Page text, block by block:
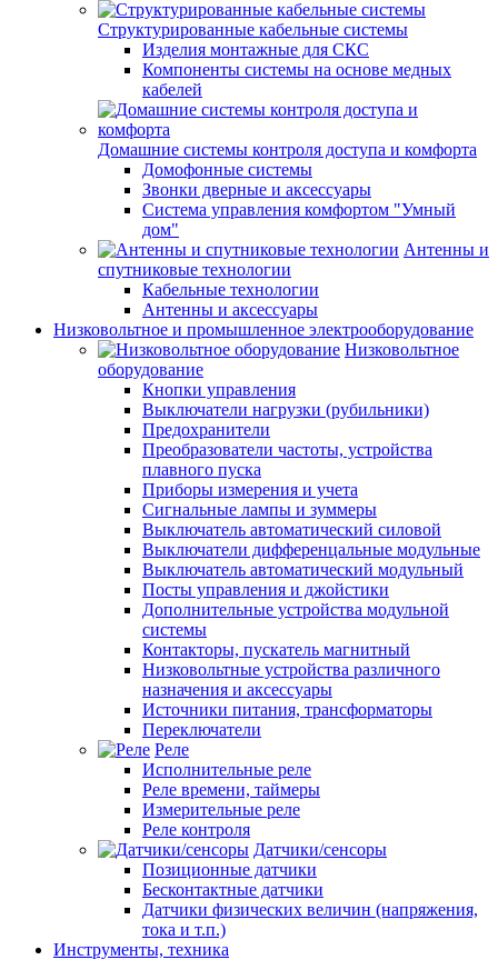
Структурированные кабельные системы
Изделия монтажные для СКС
Компоненты системы на основе медных
кабелей
Домашние системы контроля доступа и комфорта
Домофонные системы
Звонки дверные и аксессуары
Система управления комфортом "Умный
дом"
Антенны и
спутниковые технологии
Кабельные технологии
Антенны и аксессуары
Низковольтное и промышленное электрооборудование
Низковольтное
оборудование
Кнопки управления
Выключатели нагрузки (рубильники)
Предохранители
Преобразователи частоты, устройства
плавного пуска
Приборы измерения и учета
Сигнальные лампы и зуммеры
Выключатель автоматический силовой
Выключатели дифференцальные модульные
Выключатель автоматический модульный
Посты управления и джойстики
Дополнительные устройства модульной
системы
Контакторы, пускатель магнитный
Низковольтные устройства различного
назначения и аксессуары
Источники питания, трансформаторы
Переключатели
Реле
Исполнительные реле
Реле времени, таймеры
Измерительные реле
Реле контроля
Датчики/сенсоры
Позиционные датчики
Бесконтактные датчики
Датчики физических величин (напряжения,
тока и т.п.)
Инструменты, техника